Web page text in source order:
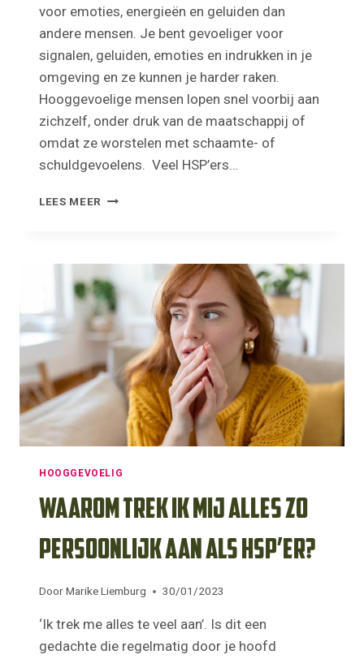
voor emoties, energieën en geluiden dan
andere mensen. Je bent gevoeliger voor
signalen, geluiden, emoties en indrukken in je
omgeving en ze kunnen je harder raken.
Hooggevoelige mensen lopen snel voorbij aan
zichzelf, onder druk van de maatschappij of
omdat ze worstelen met schaamte- of
schuldgevoelens. Veel HSP’ers…
LEES MEER ONTDEK
NAAR
JE
GEVOEL
LEERT
LUISTEREN
ALS
HSP’ER
HOOGGEVOELIG
Waarom trek ik mij alles zo
persoonlijk aan als HSP’er?
DoorMarike Liemburg 30/01/2023
‘Ik trek me alles te veel aan’. Is dit een
gedachte die regelmatig door je hoofd